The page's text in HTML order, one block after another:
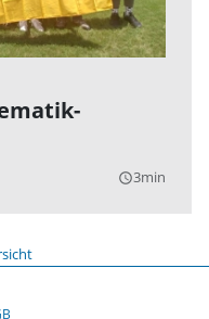
query_builder3min